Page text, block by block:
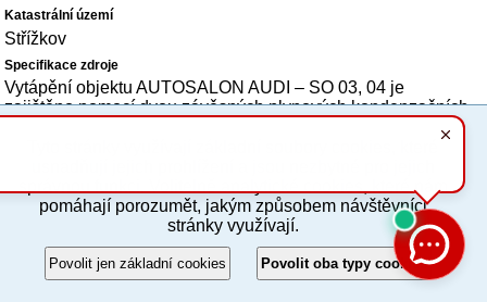
Střížkov
Vytápění objektu AUTOSALON AUDI – SO 03, 04 je
zajištěno pomocí dvou závěsných plynových kondenzačních
„PORSCHE“ – SO 21, SO 22 je zajištěno pomocí dvou
plynových teplovodních kotlů Buderus Logano o jednotlivém
výkonu 130 kW.
správnou funkci. Volitelně analytické cookies, které nám
pomáhají porozumět, jakým způsobem návštěvníci
stránky využívají.
Povolit jen základní cookies Povolit oba typy cookies